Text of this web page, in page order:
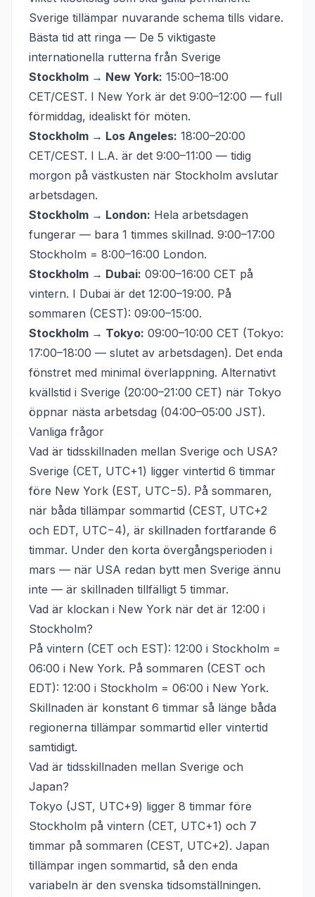
Sverige tillämpar nuvarande schema tills vidare.
Bästa tid att ringa — De 5 viktigaste
internationella rutterna från Sverige
Stockholm → New York: 15:00–18:00
CET/CEST. I New York är det 9:00–12:00 — full
förmiddag, idealiskt för möten.
Stockholm → Los Angeles: 18:00–20:00
CET/CEST. I L.A. är det 9:00–11:00 — tidig
morgon på västkusten när Stockholm avslutar
arbetsdagen.
Stockholm → London: Hela arbetsdagen
fungerar — bara 1 timmes skillnad. 9:00–17:00
Stockholm = 8:00–16:00 London.
Stockholm → Dubai: 09:00–16:00 CET på
vintern. I Dubai är det 12:00–19:00. På
sommaren (CEST): 09:00–15:00.
Stockholm → Tokyo: 09:00–10:00 CET (Tokyo:
17:00–18:00 — slutet av arbetsdagen). Det enda
fönstret med minimal överlappning. Alternativt
kvällstid i Sverige (20:00–21:00 CET) när Tokyo
öppnar nästa arbetsdag (04:00–05:00 JST).
Vanliga frågor
Vad är tidsskillnaden mellan Sverige och USA?
Sverige (CET, UTC+1) ligger vintertid 6 timmar
före New York (EST, UTC−5). På sommaren,
när båda tillämpar sommartid (CEST, UTC+2
och EDT, UTC−4), är skillnaden fortfarande 6
timmar. Under den korta övergångsperioden i
mars — när USA redan bytt men Sverige ännu
inte — är skillnaden tillfälligt 5 timmar.
Vad är klockan i New York när det är 12:00 i
Stockholm?
På vintern (CET och EST): 12:00 i Stockholm =
06:00 i New York. På sommaren (CEST och
EDT): 12:00 i Stockholm = 06:00 i New York.
Skillnaden är konstant 6 timmar så länge båda
regionerna tillämpar sommartid eller vintertid
samtidigt.
Vad är tidsskillnaden mellan Sverige och
Japan?
Tokyo (JST, UTC+9) ligger 8 timmar före
Stockholm på vintern (CET, UTC+1) och 7
timmar på sommaren (CEST, UTC+2). Japan
tillämpar ingen sommartid, så den enda
variabeln är den svenska tidsomställningen.